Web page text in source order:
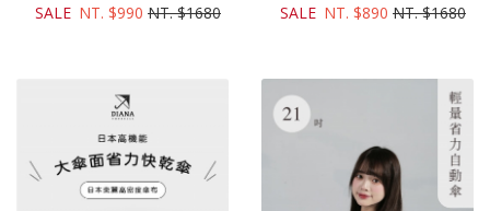
SALE NT. $990 NT. $1680 SALE NT. $890 NT. $1680